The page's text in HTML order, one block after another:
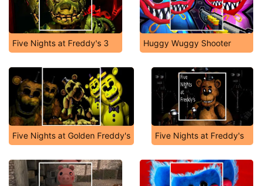
Five Nights at Freddy's 3 Huggy Wuggy Shooter
Five Nights at Golden Freddy's Five Nights at Freddy's